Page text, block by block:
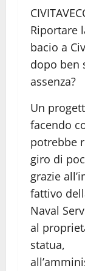
Riportare
bacio a
dopo ben
assenza?
Un
facendo
potrebbe
giro di
grazie
fattivo
Naval
al
statua,